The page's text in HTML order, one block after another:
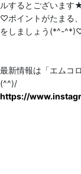
ルするとございます
♡ポイントがたまる
をしましょう(*^-
最新情報は「エムコ
(^^)/
https://